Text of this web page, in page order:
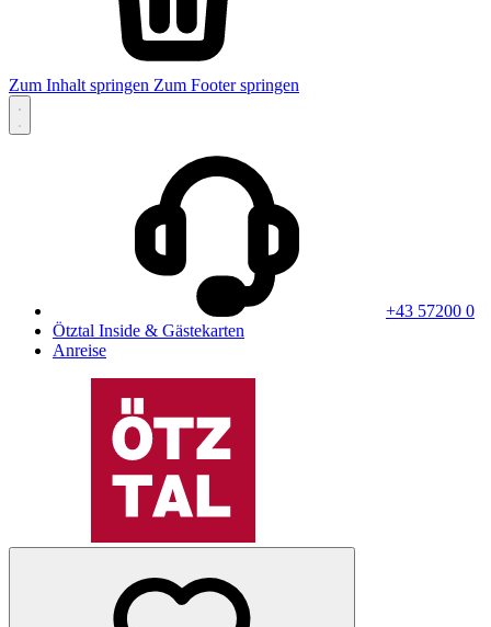
Zum Inhalt springen Zum Footer springen
+43 57200 0
Ötztal Inside & Gästekarten
Anreise